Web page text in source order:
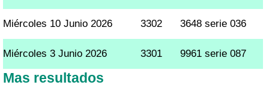
Miércoles 10 Junio 2026 3302 3648 serie 036
Miércoles 3 Junio 2026 3301 9961 serie 087
Mas resultados